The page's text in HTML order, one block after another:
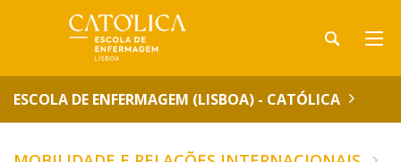
ESCOLA DE ENFERMAGEM (LISBOA) - CATÓLICA